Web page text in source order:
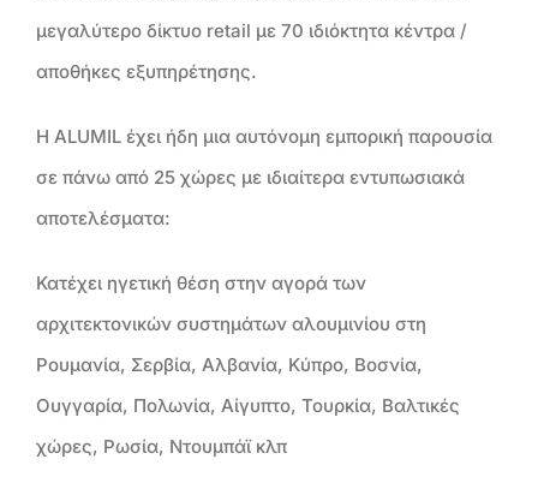
μεγαλύτερο δίκτυο retail με 70 ιδιόκτητα κέντρα /
αποθήκες εξυπηρέτησης.
Η ALUMIL έχει ήδη μια αυτόνομη εμπορική παρουσία
σε πάνω από 25 χώρες με ιδιαίτερα εντυπωσιακά
αποτελέσματα:
Κατέχει ηγετική θέση στην αγορά των
αρχιτεκτονικών συστημάτων αλουμινίου στη
Ρουμανία, Σερβία, Αλβανία, Κύπρο, Βοσνία,
Ουγγαρία, Πολωνία, Αίγυπτο, Τουρκία, Βαλτικές
χώρες, Ρωσία, Ντουμπάϊ κλπ